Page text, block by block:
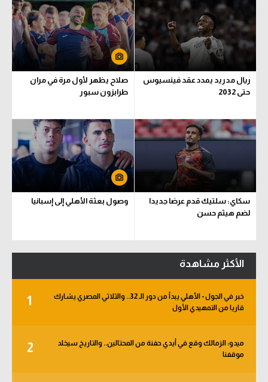
ريال مدريد يمدد عقد فينسيوس
حتى 2032
صلاح يظهر لأول مرة في مران
طرابزون سبور
سكاي: سلتيك قدم عرضا جديدا
لضم هيثم حسن
وصول بعثة الأهلي إلى إسبانيا
الأكثر مشاهدة
1
خبر في الجول - الأهلي يبدأ من دور الـ 32.. والثلاثي المصري يشارك
قاريا من التمهيدي الأول
2
ميدو: الزمالك وقع في أيدي حفنة من المحتالين.. والتاريخ سيخلد
موقفنا